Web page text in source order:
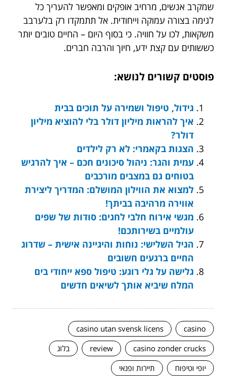
שמקרב אנשים, מרחיב אופקים ומאפשר להעריך כל
לגימה בצורה עמוקה וייחודית. אל תתמקדו רק בלערבב
משקאות, לכו על חוויה. כי בסוף היום – החיים טובים יותר
כששותים עם קצת ידע, חיוך והרבה חברים.
פוסטים קשורים לנושא:
גידול, טיפול ושמירה על תוכים בבית
איך להראות מיליון דולר בלי להוציא מיליון
דולר?
הצגות בקאמרי: לא רק לילדים
עמית והגר: ניהול סיכונים חכם – איך להרגיש
בטוחים גם במצבים מורכבים
למצוא את הווילון המושלם: המדריך ליצירת
אווירה מרהיבה בביתך!
מגשי אירוח חלבי לחגים: סודות של שפים
עולמיים בשירותכם!
הגיל השלישי: נוחות והיגיינה אישית – שדרוג
החיים ברגעים חשובים
גלישה על גלי רוגע: טיפול ספא ייחודי בים
המלח שיביא אותך לשיאים חדשים
casino
casino utan svensk licens
casino zonder crucks
review
בלוג
יופי וטיפוח
תיירות ופנאי